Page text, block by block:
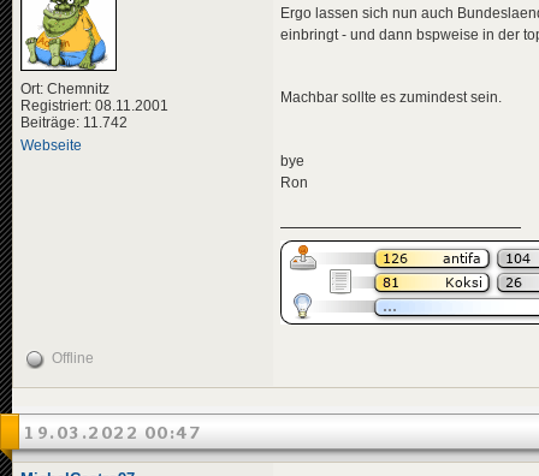
Ort: Chemnitz
Registriert: 08.11.2001
Beiträge: 11.742
Webseite
Ergo lassen sich nun auch
einbringt - und dann bspweise in der
Machbar sollte es zumindest sein.
bye
Ron
Offline
19.03.2022 00:47